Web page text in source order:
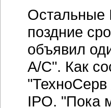
Остальные
поздние
объявил
А/С". Как
IPO. "Пока